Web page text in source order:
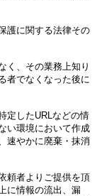
護に関する法律その
く、その業務上知り
者でなくなった後に
定したURLなどの情
い環境において作成
速やかに廃棄・抹消
頼者よりご提供を頂
に情報の流出、漏